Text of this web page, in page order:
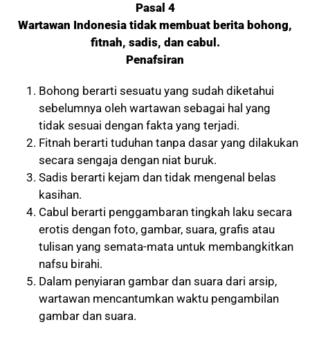
Pasal 4
Wartawan Indonesia tidak membuat berita bohong,
fitnah, sadis, dan cabul.
Penafsiran
Bohong berarti sesuatu yang sudah diketahui
sebelumnya oleh wartawan sebagai hal yang
tidak sesuai dengan fakta yang terjadi.
Fitnah berarti tuduhan tanpa dasar yang dilakukan
secara sengaja dengan niat buruk.
Sadis berarti kejam dan tidak mengenal belas
kasihan.
Cabul berarti penggambaran tingkah laku secara
erotis dengan foto, gambar, suara, grafis atau
tulisan yang semata-mata untuk membangkitkan
nafsu birahi.
Dalam penyiaran gambar dan suara dari arsip,
wartawan mencantumkan waktu pengambilan
gambar dan suara.